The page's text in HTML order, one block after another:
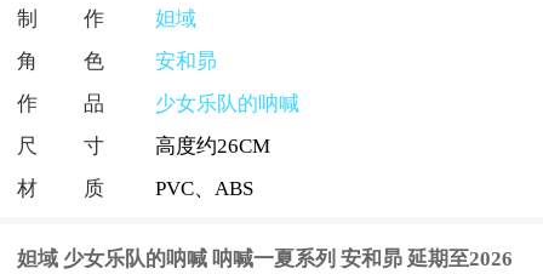
制作
妲域
角色
安和昴
作品
少女乐队的呐喊
尺寸
高度约26CM
材质
PVC、ABS
妲域 少女乐队的呐喊 呐喊一夏系列 安和昴 延期至2026